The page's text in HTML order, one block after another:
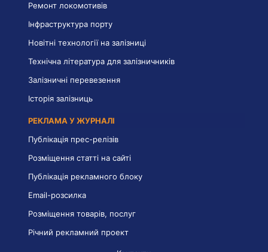
Ремонт локомотивів
Інфраструктура порту
Новітні технології на залізниці
Технічна література для залізничників
Залізничні перевезення
Історія залізниць
РЕКЛАМА У ЖУРНАЛІ
Публікація прес-релізів
Розміщення статті на сайті
Публікація рекламного блоку
Email-розсилка
Розміщення товарів, послуг
Річний рекламний проект